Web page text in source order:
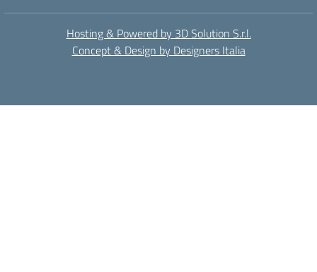
Hosting & Powered by 3D Solution S.r.l.
Concept & Design by Designers Italia